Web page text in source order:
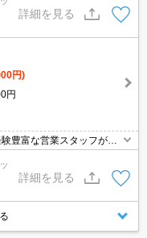
ご内覧いただくサービス
中です☆詳しくは「エイブ
１－２６０にお気軽にお
詳細を見る
円)
円
豊富な営業スタッフが多
頂きます☆ご希望の物件の
ご内覧いただくサービス
中です☆詳しくは「エイブ
１－２６０にお気軽にお
詳細を見る